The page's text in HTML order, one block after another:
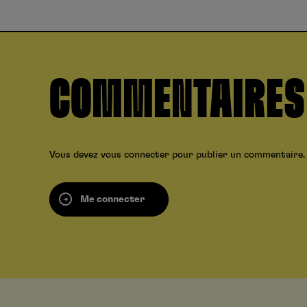
COMMENTAIRES
Vous devez vous connecter pour publier un commentaire.
Me connecter